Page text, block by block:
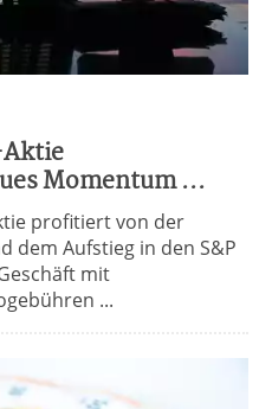
Momentum ...
profitiert von der
dem Aufstieg in den S&P
mit
...